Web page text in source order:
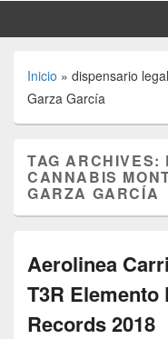
Inicio » dispensario
Garza García
TAG ARCHIVES:
CANNABIS
GARZA GARCÍA
Aerolinea
T3R Elemento
Records 2018